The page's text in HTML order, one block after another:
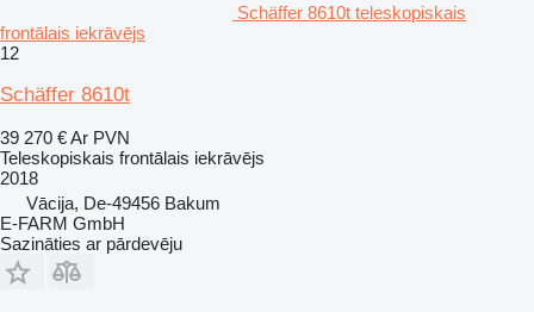
Schäffer 8610t teleskopiskais
frontālais iekrāvējs
12
Schäffer 8610t
39 270 €Ar PVN
Teleskopiskais frontālais iekrāvējs
2018
Vācija, De-49456 Bakum
E-FARM GmbH
Sazināties ar pārdevēju